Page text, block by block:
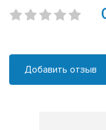
Добавить отзыв